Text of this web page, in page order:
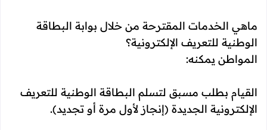
ماهي الخدمات المقترحة من خلال بوابة البطاقة
الوطنية للتعريف الإلكترونية؟
المواطن يمكنه:
القيام بطلب مسبق لتسلم البطاقة الوطنية للتعريف
الإلكترونية الجديدة (إنجاز لأول مرة أو تجديد).